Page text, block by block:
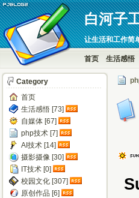
白河子
让生活和工作简
首页 生活感悟
Category
首页
生活感悟 [73]
自媒体 [67]
php技术 [7]
AI技术 [14]
摄影摄像 [30]
IT技术 [0]
校园文化 [307]
原创作品 [6]